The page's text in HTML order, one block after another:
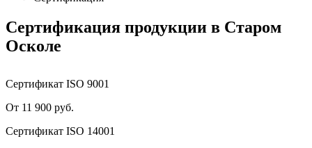
Сертификация продукции в Старом
Осколе
Сертификат ISO 9001
От 11 900 руб.
Сертификат ISO 14001